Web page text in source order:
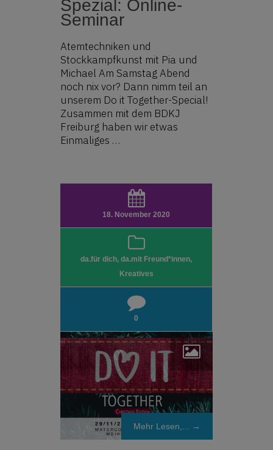
Spezial: Online-
Seminar
Atemtechniken und
Stockkampfkunst mit Pia und
Michael Am Samstag Abend
noch nix vor? Dann nimm teil an
unserem Do it Together-Special!
Zusammen mit dem BDKJ
Freiburg haben wir etwas
Einmaliges …
18. November 2020
da.für dich, da.mit Freund*innen,
Kreatives
0
Mehr Lesen,... →